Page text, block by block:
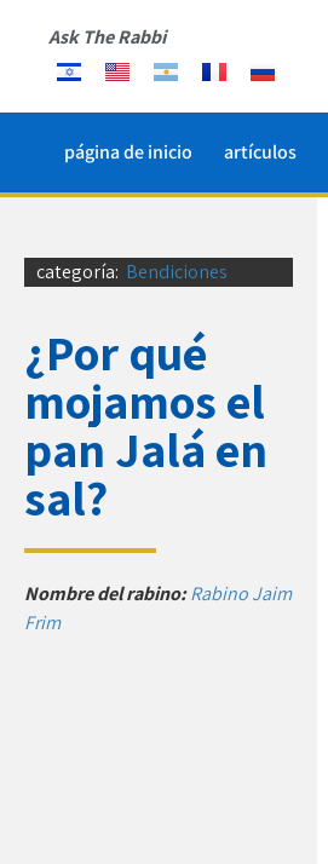
Ask The Rabbi
página de inicio artículos
categoría: Bendiciones
¿Por qué
mojamos el
pan Jalá en
sal?
Nombre del rabino:Rabino Jaim
Frim